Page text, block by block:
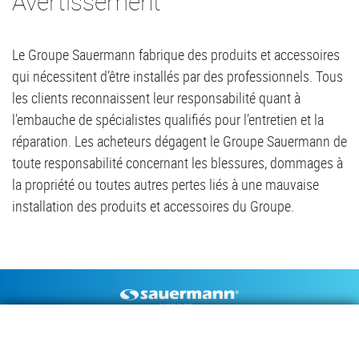
Le Groupe Sauermann fabrique des produits et accessoires
qui nécessitent d’être installés par des professionnels. Tous
les clients reconnaissent leur responsabilité quant à
l’embauche de spécialistes qualifiés pour l’entretien et la
réparation. Les acheteurs dégagent le Groupe Sauermann de
toute responsabilité concernant les blessures, dommages à
la propriété ou toutes autres pertes liés à une mauvaise
installation des produits et accessoires du Groupe.